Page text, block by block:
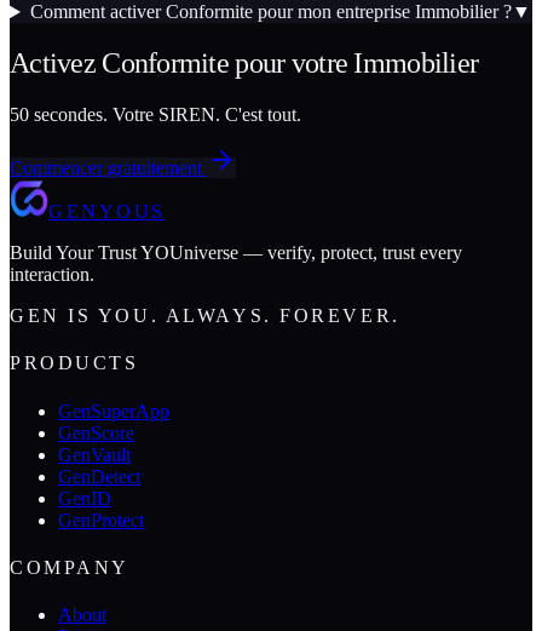
Comment activer Conformite pour mon entreprise Immobilier ?▼
Activez Conformitepour votre Immobilier
50 secondes. Votre SIREN. C'est tout.
Commencer gratuitement
GENYOUS
Build Your Trust YOUniverse — verify, protect, trust every
interaction.
GEN IS YOU. ALWAYS. FOREVER.
PRODUCTS
GenSuperApp
GenScore
GenVault
GenDetect
GenID
GenProtect
COMPANY
About